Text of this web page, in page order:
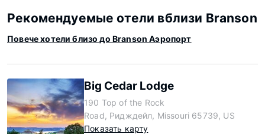
Рекомендуемые отели вблизи Branson
Повече хотели близо до Branson Аэропорт
Big Cedar Lodge
190 Top of the Rock
Road, Ридждейл, Missouri 65739, US
Показать карту